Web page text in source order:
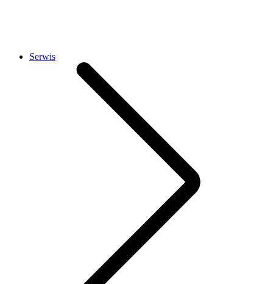
Serwis